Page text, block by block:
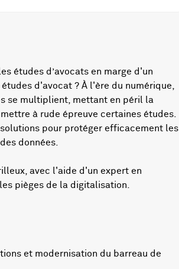
études d’avocats en marge d'un
d'avocat ? À l'ère du numérique,
se multiplient, mettant en péril la
à rude épreuve certaines études.
pour protéger efficacement les
données.
avec l'aide d'un expert en
pièges de la digitalisation.
et modernisation du barreau de